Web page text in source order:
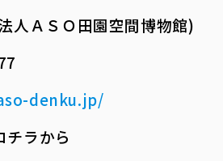
人ＡＳＯ田園空間博物館)
denku.jp/
チラから